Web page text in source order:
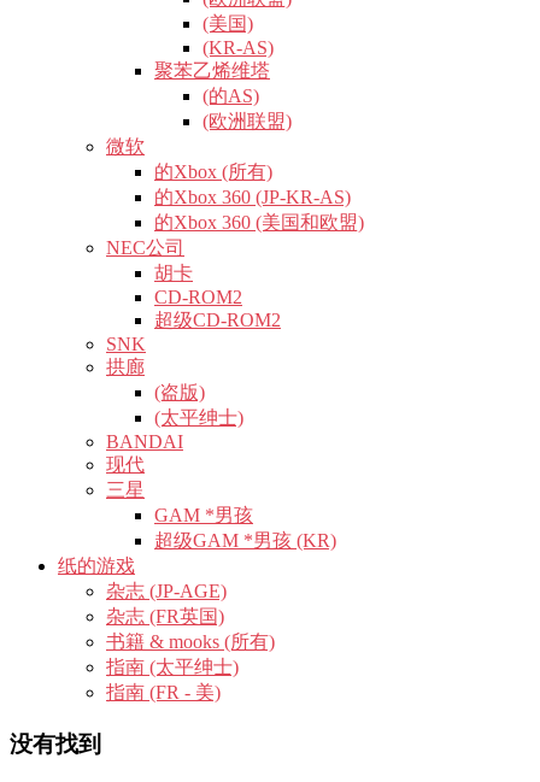
(美国)
(KR-AS)
聚苯乙烯维塔
(的AS)
(欧洲联盟)
微软
的Xbox (所有)
的Xbox 360 (JP-KR-AS)
的Xbox 360 (美国和欧盟)
NEC公司
胡卡
CD-ROM2
超级CD-ROM2
SNK
拱廊
(盗版)
(太平绅士)
BANDAI
现代
三星
GAM *男孩
超级GAM *男孩 (KR)
纸的游戏
杂志 (JP-AGE)
杂志 (FR英国)
书籍 & mooks (所有)
指南 (太平绅士)
指南 (FR - 美)
没有找到